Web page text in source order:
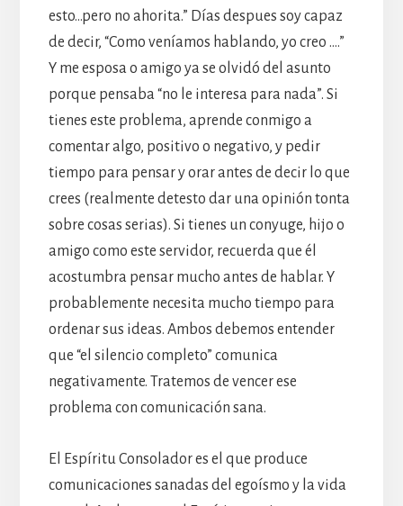
esto…pero no ahorita.” Días despues soy capaz
de decir, “Como veníamos hablando, yo creo ….”
Y me esposa o amigo ya se olvidó del asunto
porque pensaba “no le interesa para nada”. Si
tienes este problema, aprende conmigo a
comentar algo, positivo o negativo, y pedir
tiempo para pensar y orar antes de decir lo que
crees (realmente detesto dar una opinión tonta
sobre cosas serias). Si tienes un conyuge, hijo o
amigo como este servidor, recuerda que él
acostumbra pensar mucho antes de hablar. Y
probablemente necesita mucho tiempo para
ordenar sus ideas. Ambos debemos entender
que “el silencio completo” comunica
negativamente. Tratemos de vencer ese
problema con comunicación sana.
El Espíritu Consolador es el que produce
comunicaciones sanadas del egoísmo y la vida